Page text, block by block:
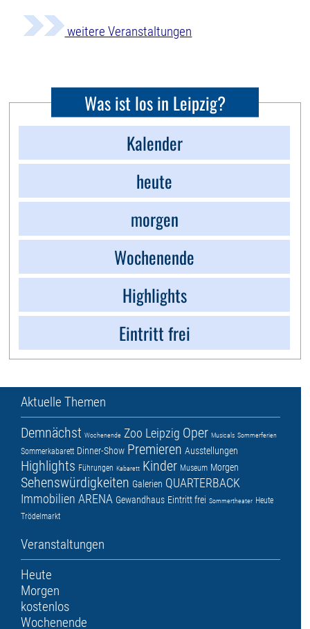
weitere Veranstaltungen
Was ist los in Leipzig?
Kalender
heute
morgen
Wochenende
Highlights
Eintritt frei
Aktuelle Themen
Demnächst Wochenende Zoo Leipzig Oper Musicals Sommerferien
Sommerkabarett Dinner-Show Premieren Ausstellungen
Highlights Führungen Kabarett Kinder Museum Morgen
Sehenswürdigkeiten Galerien QUARTERBACK
Immobilien ARENA Gewandhaus Eintritt frei Sommertheater Heute
Trödelmarkt
Veranstaltungen
Heute
Morgen
kostenlos
Wochenende